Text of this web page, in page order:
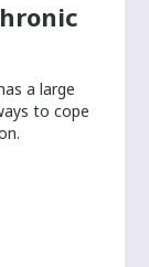
a large
to cope